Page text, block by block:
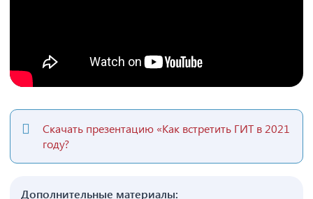
Скачать презентацию «Как встретить ГИТ в 2021
году?
Дополнительные материалы: